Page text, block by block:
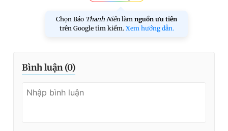
Chọn Báo Thanh Niên làm nguồn ưu tiên
trên Google tìm kiếm. Xem hướng dẫn.
Bình luận (0)